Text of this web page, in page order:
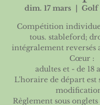
dim. 17 mars
Golf
Compétition
tous. stableford;
intégralement reversés
Cœur :
adultes et - de 18
L'horaire de départ est